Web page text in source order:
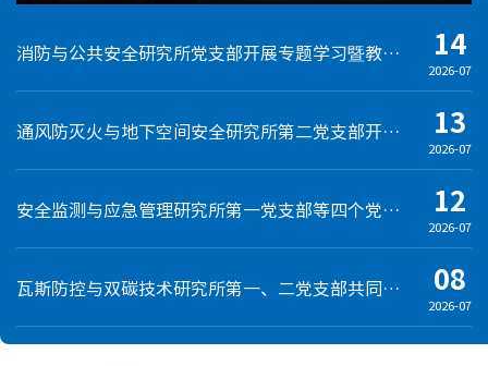
消防与公共安全研究所党支部开展专题学习暨教学科研交流会 14
2026-07
通风防灭火与地下空间安全研究所第二党支部开展专题党课学习活动 13
2026-07
安全监测与应急管理研究所第一党支部等四个党支部联合开展专题学习活动 12
2026-07
瓦斯防控与双碳技术研究所第一、二党支部共同开展专题学习教育活动 08
2026-07